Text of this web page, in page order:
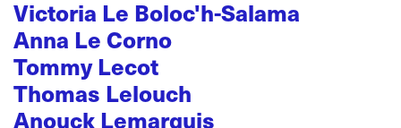
Victoria Le Boloc'h-Salama
Anna Le Corno
Tommy Lecot
Thomas Lelouch
Anouck Lemarquis